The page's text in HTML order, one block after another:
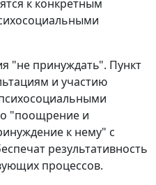
к конкретным
"не принуждать". Пункт
и участию
"поощрение и
к нему" с
результативность
процессов.